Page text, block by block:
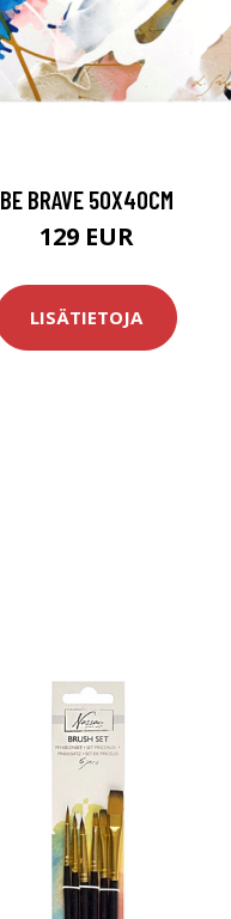
BE BRAVE 50X40CM
129 EUR
LISÄTIETOJA